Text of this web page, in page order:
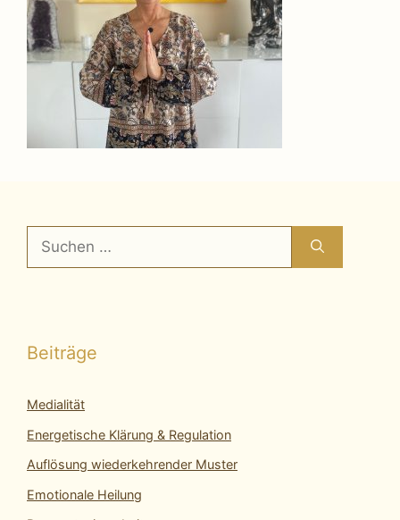
Suchen
nach:
Beiträge
Medialität
Energetische Klärung & Regulation
Auflösung wiederkehrender Muster
Emotionale Heilung